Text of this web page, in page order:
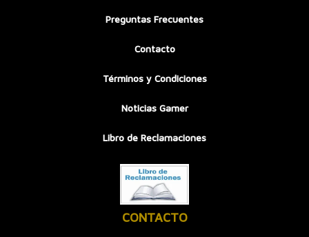
Preguntas Frecuentes
Contacto
Términos y Condiciones
Noticias Gamer
Libro de Reclamaciones
CONTACTO